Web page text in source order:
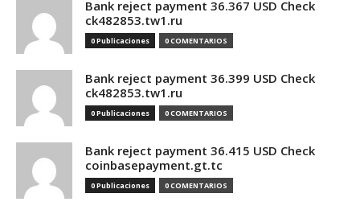
Bank reject payment 36.367 USD Check
ck482853.tw1.ru
0 Publicaciones 0 COMENTARIOS
Bank reject payment 36.399 USD Check
ck482853.tw1.ru
0 Publicaciones 0 COMENTARIOS
Bank reject payment 36.415 USD Check
coinbasepayment.gt.tc
0 Publicaciones 0 COMENTARIOS